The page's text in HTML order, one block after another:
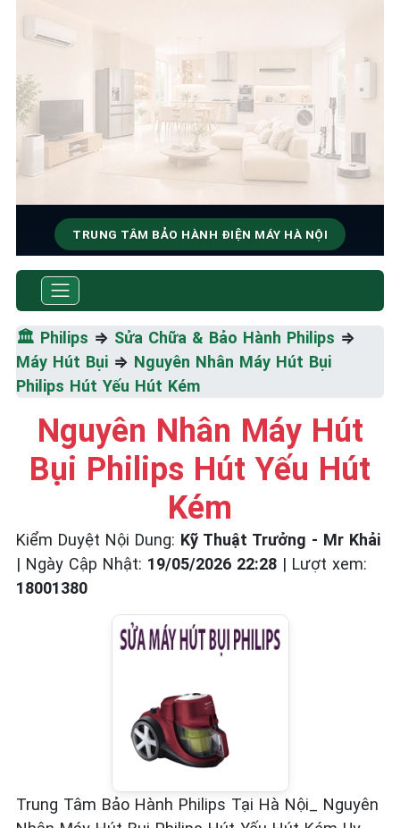
TRUNG TÂM BẢO HÀNH ĐIỆN MÁY HÀ NỘI
SỬA CHỮA & BẢO HÀNH
PHILIPS
Tốc Độ Tối Đa • Chất Lượng Tối Ưu • Chi Phí Tối
Thiểu
🏛️ Philips ⇒ Sửa Chữa & Bảo Hành Philips ⇒
Máy Hút Bụi ⇒ Nguyên Nhân Máy Hút Bụi
Philips Hút Yếu Hút Kém
Nguyên Nhân Máy Hút
Bụi Philips Hút Yếu Hút
Kém
Kiểm Duyệt Nội Dung: Kỹ Thuật Trưởng - Mr Khải
| Ngày Cập Nhật: 19/05/2026 22:28 | Lượt xem:
18001380
Trung Tâm Bảo Hành Philips Tại Hà Nội_ Nguyên